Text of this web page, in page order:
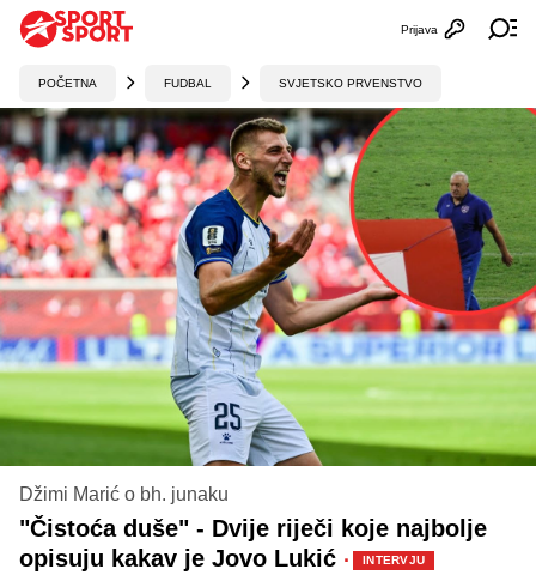
Otvori
Prijava
POČETNA FUDBAL SVJETSKO PRVENSTVO
Džimi Marić o bh. junaku
"Čistoća duše" - Dvije riječi koje najbolje
opisuju kakav je Jovo Lukić · INTERVJU